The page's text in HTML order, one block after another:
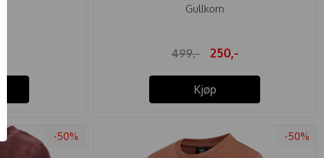
Gullkorn
499,- 250,-
Kjøp
-50% -50%